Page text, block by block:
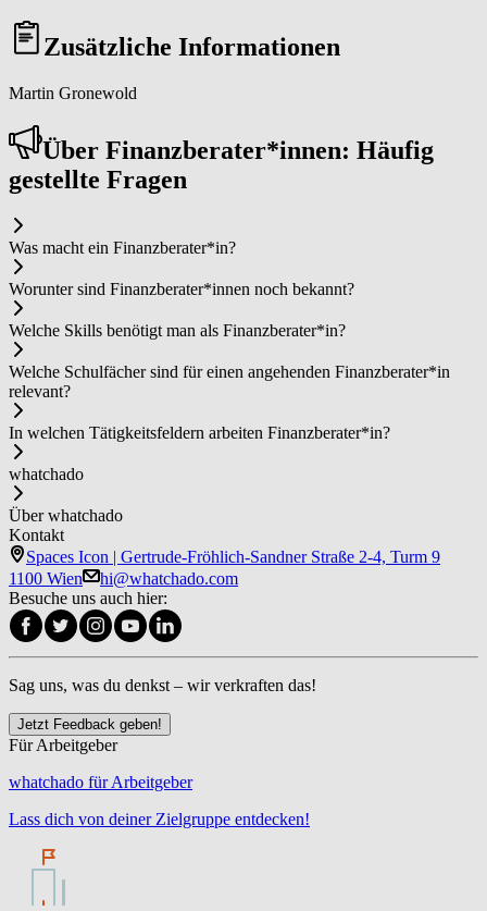
Zusätzliche Informationen
Martin Gronewold
Über Fi­nanz­be­ra­ter*in­nen: Häufig
gestellte Fragen
Was macht ein Fi­nanz­be­ra­ter*in?
Worunter sind Fi­nanz­be­ra­ter*in­nen noch bekannt?
Welche Skills benötigt man als Fi­nanz­be­ra­ter*in?
Welche Schulfächer sind für einen angehenden Fi­nanz­be­ra­ter*in
relevant?
In welchen Tätigkeitsfeldern arbeiten Fi­nanz­be­ra­ter*in?
whatchado
Über whatchado
Kontakt
Spaces Icon | Gertrude-Fröhlich-Sandner Straße 2-4, Turm 9
1100 Wien
hi@whatchado.com
Besuche uns auch hier:
Sag uns, was du denkst – wir verkraften das!
Jetzt Feedback geben!
Für Arbeitgeber
whatchado für Arbeitgeber
Lass dich von deiner Zielgruppe entdecken!